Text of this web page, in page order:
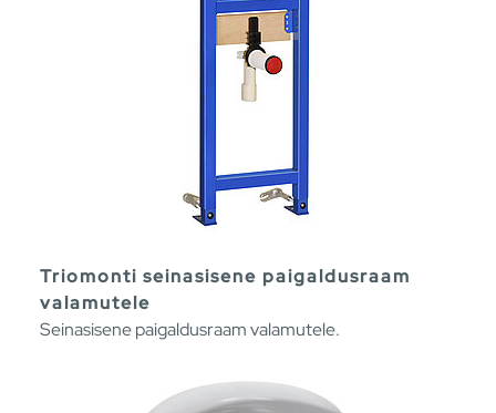
Triomonti seinasisene paigaldusraam
valamutele
Seinasisene paigaldusraam valamutele.